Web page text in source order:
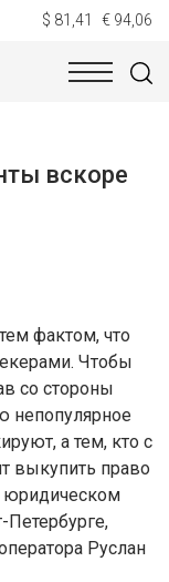
$ 81,41 € 94,06
вскоре
фактом, что
Чтобы
со стороны
непопулярное
а тем, кто с
выкупить право
юридическом
Руслан